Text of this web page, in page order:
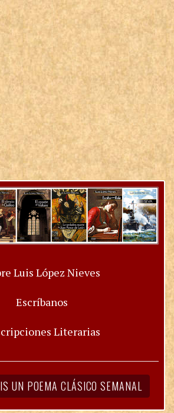
Luis López Nieves
Escríbanos
Literarias
UN POEMA CLÁSICO SEMANAL